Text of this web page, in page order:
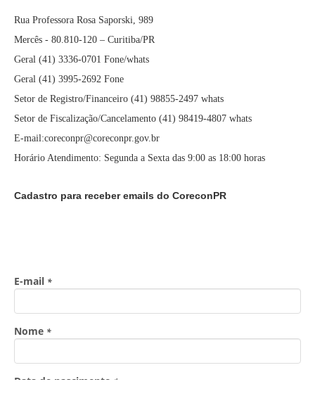
Rua Professora Rosa Saporski, 989
Mercês - 80.810-120 – Curitiba/PR
Geral (41) 3336-0701 Fone/whats
Geral (41) 3995-2692 Fone
Setor de Registro/Financeiro (41) 98855-2497 whats
Setor de Fiscalização/Cancelamento (41) 98419-4807 whats
E-mail:coreconpr@coreconpr.gov.br
Horário Atendimento: Segunda a Sexta das 9:00 as 18:00 horas
Cadastro para receber emails do CoreconPR